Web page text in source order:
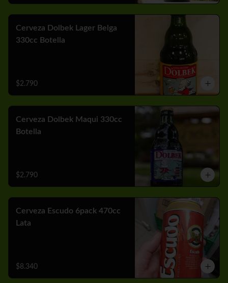
Cerveza Dolbek Lager Belga
330cc Botella
$2.790
Cerveza Dolbek Maqui 330cc
Botella
$2.790
Cerveza Escudo 6pack 470cc
Lata
$8.340